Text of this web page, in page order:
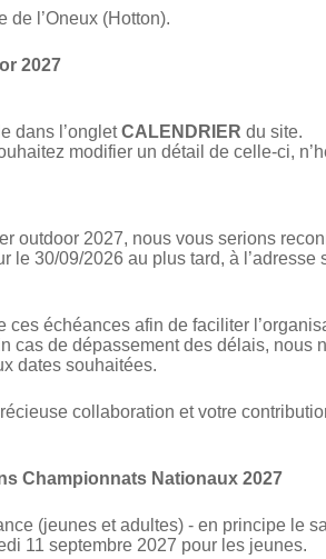
de l’Oneux (Hotton).
2027
dans l’ongletCALENDRIER du site.
modifier un détail de celle-ci,
outdoor 2027, nous vous serions
le 30/09/2026 au plus tard, à l’adresse
ces échéances afin de faciliter
cas de dépassement des délais, nous
dates souhaitées.
collaboration et votre
Championnats Nationaux 2027
(jeunes et adultes) - en principe le
11 septembre 2027 pour les jeunes.